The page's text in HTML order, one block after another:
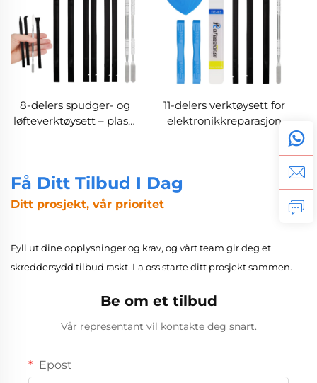
8-delers spudger- og
løfteverktøysett – plast-
11-delers verktøysett for
elektronikkreparasjon
Få Ditt Tilbud I Dag
Ditt prosjekt, vår prioritet
Fyll ut dine opplysninger og krav, og vårt team gir deg et
skreddersydd tilbud raskt. La oss starte ditt prosjekt sammen.
Be om et tilbud
Vår representant vil kontakte deg snart.
Epost